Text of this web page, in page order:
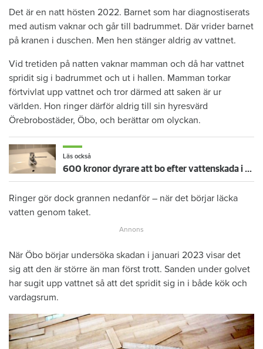
Det är en natt hösten 2022. Barnet som har diagnostiserats
med autism vaknar och går till badrummet. Där vrider barnet
på kranen i duschen. Men hen stänger aldrig av vattnet.
Vid tretiden på natten vaknar mamman och då har vattnet
spridit sig i badrummet och ut i hallen. Mamman torkar
förtvivlat upp vattnet och tror därmed att saken är ur
världen. Hon ringer därför aldrig till sin hyresvärd
Örebrobostäder, Öbo, och berättar om olyckan.
Läs också
600 kronor dyrare att bo efter vattenskada i Varberg
Ringer gör dock grannen nedanför – när det börjar läcka
vatten genom taket.
När Öbo börjar undersöka skadan i januari 2023 visar det
sig att den är större än man först trott. Sanden under golvet
har sugit upp vattnet så att det spridit sig in i både kök och
vardagsrum.